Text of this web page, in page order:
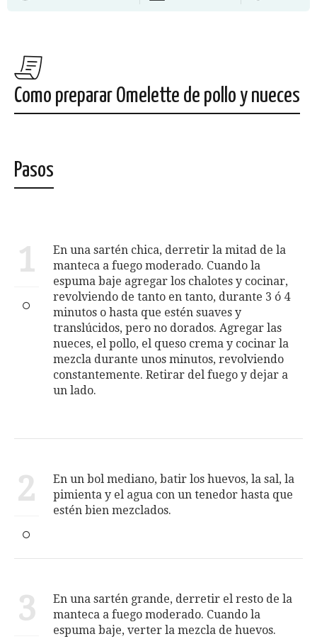
Como preparar Omelette de pollo y nueces
Pasos
1
En una sartén chica, derretir la mitad de la
manteca a fuego moderado. Cuando la
espuma baje agregar los chalotes y cocinar,
revolviendo de tanto en tanto, durante 3 ó 4
minutos o hasta que estén suaves y
translúcidos, pero no dorados. Agregar las
nueces, el pollo, el queso crema y cocinar la
mezcla durante unos minutos, revolviendo
constantemente. Retirar del fuego y dejar a
un lado.
2
En un bol mediano, batir los huevos, la sal, la
pimienta y el agua con un tenedor hasta que
estén bien mezclados.
3
En una sartén grande, derretir el resto de la
manteca a fuego moderado. Cuando la
espuma baje, verter la mezcla de huevos.